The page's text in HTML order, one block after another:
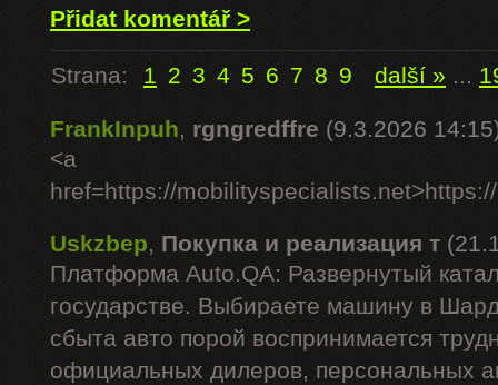
Přidat komentář >
Strana: 1 2 3 4 5 6 7 8 9 další » ...
FrankInpuh, rgngredffre (9.3.2026
<a
href=https://
Uskzbep, Покупка и реализация т
Платформа Auto.QA: Развернутый
государстве. Выбираете машину в
сбыта авто порой воспринимается
официальных дилеров, персональных